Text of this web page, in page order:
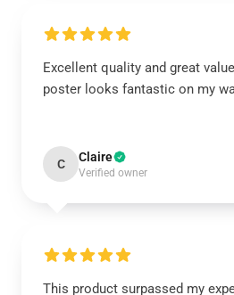
Excellent quality and great
poster looks fantastic on my
C Claire
Verified owner
This product surpassed my